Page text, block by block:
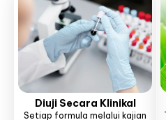
Diuji Secara Klinikal
Setiap formula melalui kajian